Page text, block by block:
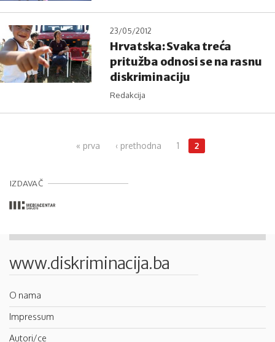
23/05/2012
Hrvatska: Svaka treća
pritužba odnosi se na rasnu
diskriminaciju
Redakcija
« prva ‹ prethodna 1 2
IZDAVAČ
www.diskriminacija.ba
O nama
Impressum
Autori/ce